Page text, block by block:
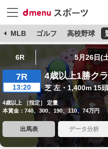
MLB ゴルフ 高校野球
6R 5月26日(
7R
13:20
4歳以上1勝ク
芝 左・1,400m 15頭
4歳以上 ［指定］ 定量
本賞金：740、300、190、110、74万円
出馬表 データ分析